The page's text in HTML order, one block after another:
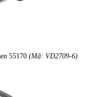
55170 (Mã: VD2709-6)